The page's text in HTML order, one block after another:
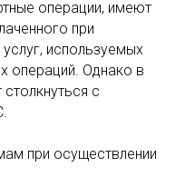
операции, имеют
при
используемых
операций. Однако в
с
при осуществлении